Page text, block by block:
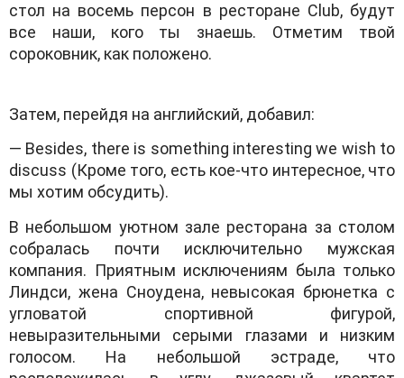
стол на восемь персон в ресторане Club, будут
все наши, кого ты знаешь. Отметим твой
сороковник, как положено.
Затем, перейдя на английский, добавил:
— Besides, there is something interesting we wish to
discuss (Кроме того, есть кое-что интересное, что
мы хотим обсудить).
В небольшом уютном зале ресторана за столом
собралась почти исключительно мужская
компания. Приятным исключениям была только
Линдси, жена Сноудена, невысокая брюнетка с
угловатой спортивной фигурой,
невыразительными серыми глазами и низким
голосом. На небольшой эстраде, что